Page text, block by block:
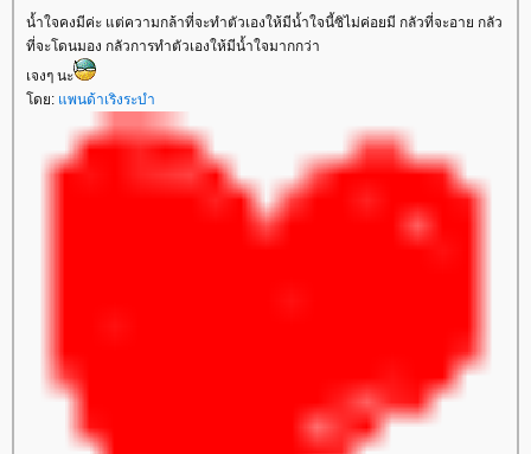
น้ำใจคงมีค่ะ แต่ความกล้าที่จะทำตัวเองให้มีน้ำใจนี้ซิไม่ค่อยมี กลัวที่จะอาย กลัว
ที่จะโดนมอง กลัวการทำตัวเองให้มีน้ำใจมากกว่า
เจงๆ นะ
ดย: พนด้าเริงระบำ